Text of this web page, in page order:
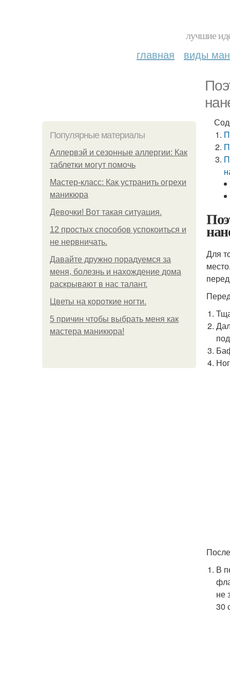
лучшие
главная виды
Популярные материалы
Аллервэй и сезонные аллергии: Как
таблетки могут помочь
Мастер-класс: Как устранить огрехи
маникюра
Девочки! Вот такая ситуация.
12 простых способов успокоиться и
не нервничать.
Давайте дружно порадуемся за
меня, болезнь и нахождение дома
раскрывают в нас талант.
Цветы на короткие ногти.
5 причин чтобы выбрать меня как
мастера маникюра!
Для
В
не
30